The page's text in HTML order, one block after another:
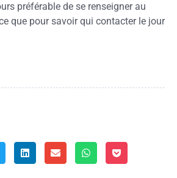
préférable de se renseigner au
que pour savoir qui contacter le jour